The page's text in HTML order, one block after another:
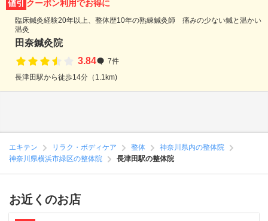
値引 クーポン利用でお得に
臨床鍼灸経験20年以上、整体歴10年の熟練鍼灸師 痛みの少ない鍼と温かい
温灸
田奈鍼灸院
3.84
7件
長津田駅から徒歩14分（1.1km)
エキテン リラク・ボディケア 整体
神奈川県内の整体院
神奈川県横浜市緑区の整体院
長津田駅の整体院
お近くのお店